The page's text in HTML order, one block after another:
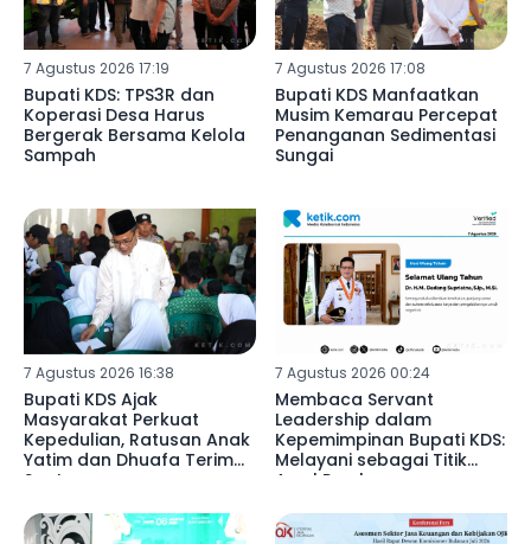
7 Agustus 2026 17:19
Bupati KDS: TPS3R dan
Koperasi Desa Harus
Bergerak Bersama Kelola
Sampah
7 Agustus 2026 17:08
Bupati KDS Manfaatkan
Musim Kemarau Percepat
Penanganan Sedimentasi
Sungai
7 Agustus 2026 16:38
Bupati KDS Ajak
Masyarakat Perkuat
Kepedulian, Ratusan Anak
Yatim dan Dhuafa Terima
Santunan
7 Agustus 2026 00:24
Membaca Servant
Leadership dalam
Kepemimpinan Bupati KDS:
Melayani sebagai Titik
Awal Pembangunan